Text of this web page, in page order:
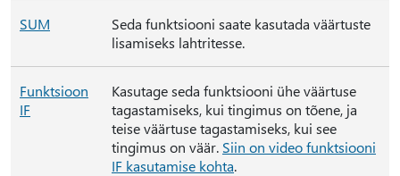
SUM
Seda funktsiooni saate kasutada väärtuste
lisamiseks lahtritesse.
Funktsioon
IF
Kasutage seda funktsiooni ühe väärtuse
tagastamiseks, kui tingimus on tõene, ja
teise väärtuse tagastamiseks, kui see
tingimus on väär. Siin on video funktsiooni
IF kasutamise kohta.